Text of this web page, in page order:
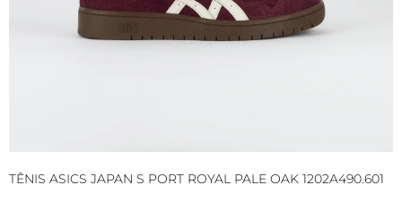
TÊNIS ASICS JAPAN S PORT ROYAL PALE OAK 1202A490.601